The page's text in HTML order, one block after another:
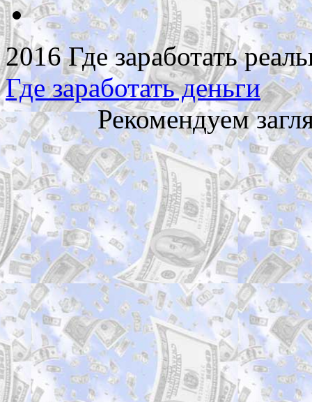
2016 Где заработать
Где заработать деньги
Рекомендуем